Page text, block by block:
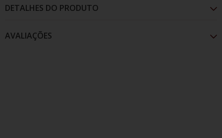
DETALHES DO PRODUTO
AVALIAÇÕES